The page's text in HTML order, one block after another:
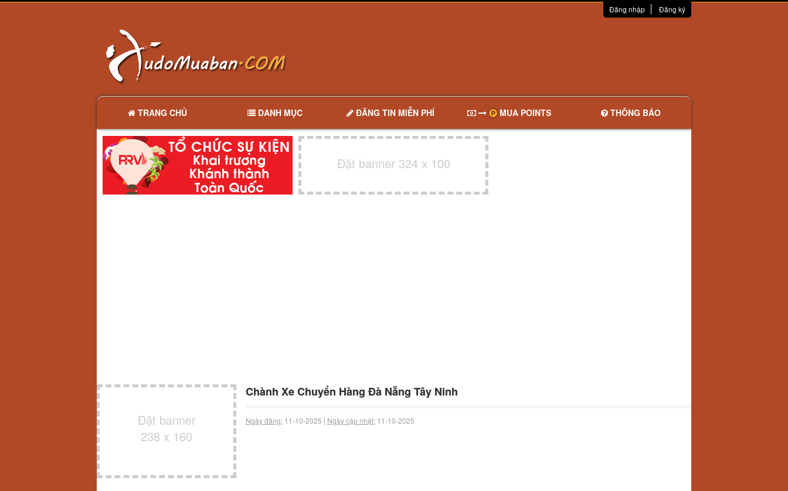
Đăng nhập Đăng ký
TRANG CHỦ DANH MỤC ĐĂNG TIN MIỄN PHÍ MUA POINTS THÔNG BÁO
Đặt banner 324 x 100
Đặt banner
238 x 160
Chành Xe Chuyển Hàng Đà Nẵng Tây Ninh
Ngày đăng:11-10-2025 | Ngày cập nhật:11-10-2025